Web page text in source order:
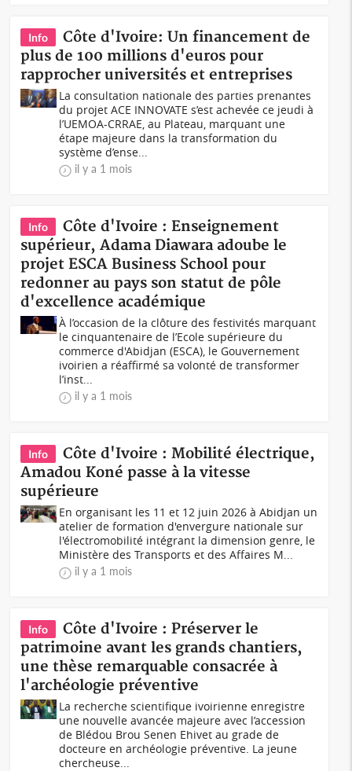
Info
Côte d'Ivoire: Un financement de
plus de 100 millions d'euros pour
rapprocher universités et entreprises
La consultation nationale des parties prenantes
du projet ACE INNOVATE s’est achevée ce jeudi à
l’UEMOA-CRRAE, au Plateau, marquant une
étape majeure dans la transformation du
système d’ense...
il y a 1 mois
Info
Côte d'Ivoire : Enseignement
supérieur, Adama Diawara adoube le
projet ESCA Business School pour
redonner au pays son statut de pôle
d'excellence académique
À l’occasion de la clôture des festivités marquant
le cinquantenaire de l’Ecole supérieure du
commerce d'Abidjan (ESCA), le Gouvernement
ivoirien a réaffirmé sa volonté de transformer
l’inst...
il y a 1 mois
Info
Côte d'Ivoire : Mobilité électrique,
Amadou Koné passe à la vitesse
supérieure
En organisant les 11 et 12 juin 2026 à Abidjan un
atelier de formation d'envergure nationale sur
l'électromobilité intégrant la dimension genre, le
Ministère des Transports et des Affaires M...
il y a 1 mois
Info
Côte d'Ivoire : Préserver le
patrimoine avant les grands chantiers,
une thèse remarquable consacrée à
l'archéologie préventive
La recherche scientifique ivoirienne enregistre
une nouvelle avancée majeure avec l’accession
de Blédou Brou Senen Ehivet au grade de
docteure en archéologie préventive. La jeune
chercheuse...